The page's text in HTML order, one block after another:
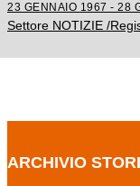
23 GENNAIO 1967 - 28
Settore NOTIZIE /
ARCHIVIO